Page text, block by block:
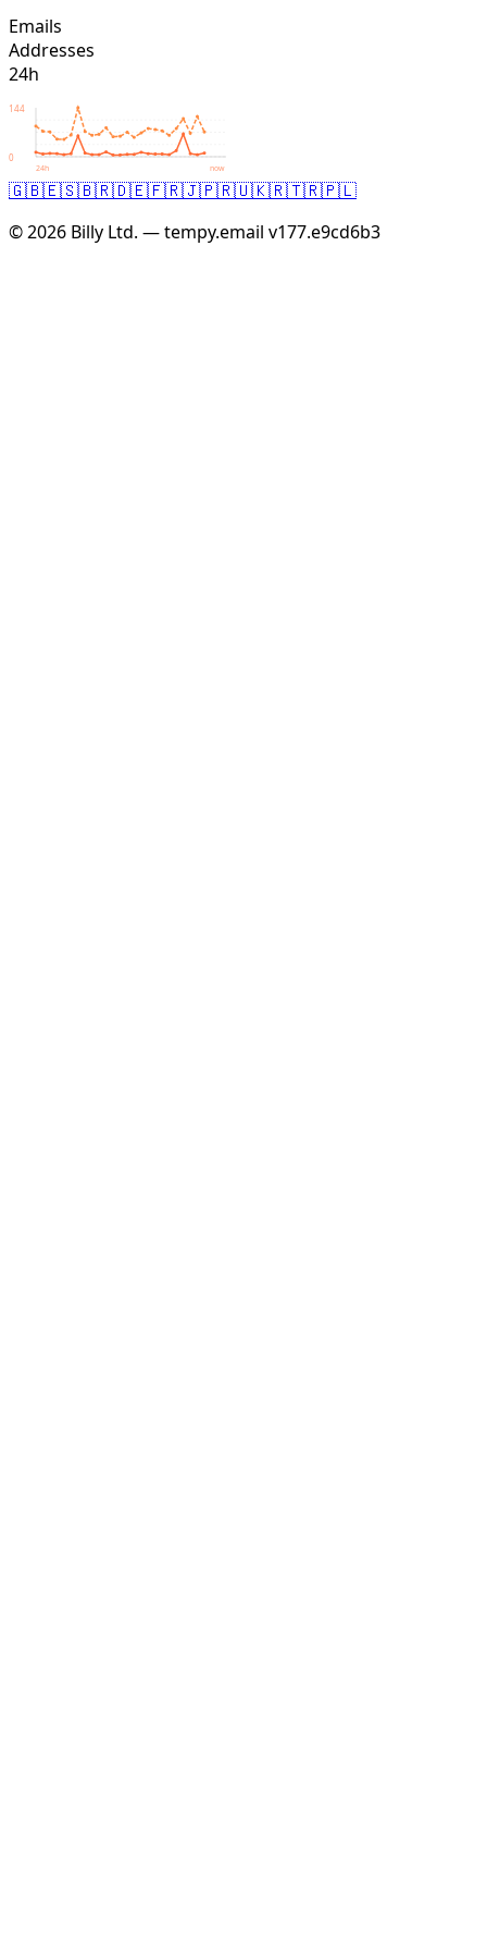
Emails
Addresses
24h
144
0
24h now
🇬🇧🇪🇸🇧🇷🇩🇪🇫🇷🇯🇵🇷🇺🇰🇷🇹🇷🇵🇱
© 2026 Billy Ltd. — tempy.email v177.e9cd6b3